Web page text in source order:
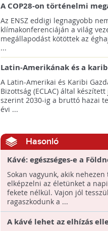
A COP28-on történelmi
született! - Összefoglaló az
klímacsúcsáról
Az ENSZ eddigi legnagyobb
klímakonferenciáján a világ
megállapodást kötöttek az
...
Latin-Amerikának és a
térségnek növelniük kell
az éghajlatvédelmi célok
A Latin-Amerikai és Karibi
Bizottság (ECLAC) által
szerint 2030-ig a bruttó hazai
évi ...
Hasonló
Kávé: egészséges-e a
nekünk?
Sokan vagyunk, akik
elképzelni az életünket a
fekete nélkül. Vajon jól
ragaszkodunk a ...
A kávé lehet az elhízás